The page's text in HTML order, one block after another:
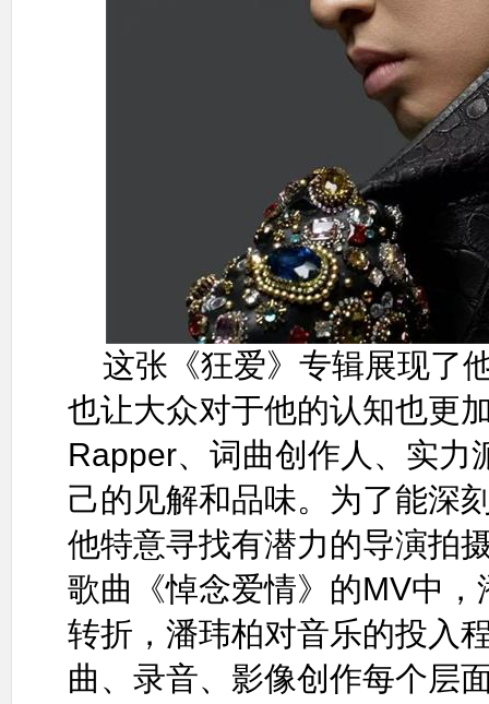
这张《狂爱》专辑展现了
也让大众对于他的认知也更
Rapper、词曲创作人、实力
己的见解和品味。为了能深
他特意寻找有潜力的导演拍
歌曲《悼念爱情》的MV中
转折，潘玮柏对音乐的投入
曲、录音、影像创作每个层